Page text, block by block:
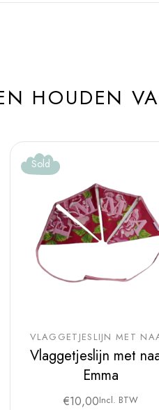
HOUDEN
Sold
VLAGGETJESLIJN MET
Vlaggetjeslijn met
Emma
€10,00Incl. BTW